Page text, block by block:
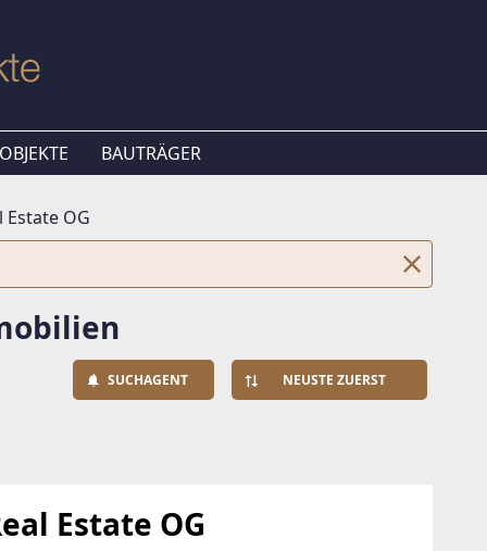
BAUTRÄGER
Estate OG
SUCHAGENT NEUSTE ZUERST
Estate OG